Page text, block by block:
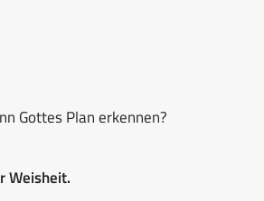
Gottes Plan erkennen?
Weisheit.